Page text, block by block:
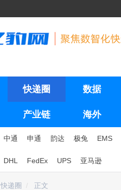
快递圈 数据
产业链 海外
中通 申通 韵达 极兔 EMS
DHL FedEx UPS 亚马逊
快递圈 正文